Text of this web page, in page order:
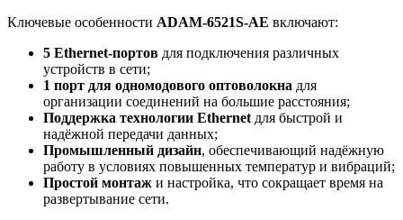
Ключевые особенности ADAM-6521S-AE включают:
5 Ethernet-портов для подключения различных
устройств в сети;
1 порт для одномодового оптоволокна для
организации соединений на большие расстояния;
Поддержка технологии Ethernet для быстрой и
надёжной передачи данных;
Промышленный дизайн, обеспечивающий надёжную
работу в условиях повышенных температур и вибраций;
Простой монтаж и настройка, что сокращает время на
развертывание сети.